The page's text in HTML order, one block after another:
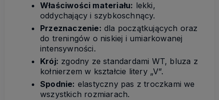
Właściwości materiału: lekki,
oddychający i szybkoschnący.
Przeznaczenie: dla początkujących oraz
do treningów o niskiej i umiarkowanej
intensywności.
Krój: zgodny ze standardami WT, bluza z
kołnierzem w kształcie litery „V”.
Spodnie: elastyczny pas z troczkami we
wszystkich rozmiarach.